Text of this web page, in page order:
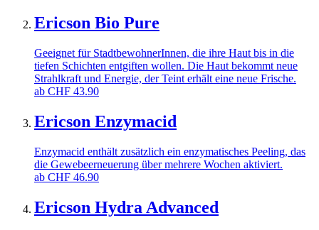
Ericson Bio Pure
Geeignet für StadtbewohnerInnen, die ihre Haut bis in die
tiefen Schichten entgiften wollen. Die Haut bekommt neue
Strahlkraft und Energie, der Teint erhält eine neue Frische.
ab CHF 43.90
Ericson Enzymacid
Enzymacid enthält zusätzlich ein enzymatisches Peeling, das
die Gewebeerneuerung über mehrere Wochen aktiviert.
ab CHF 46.90
Ericson Hydra Advanced